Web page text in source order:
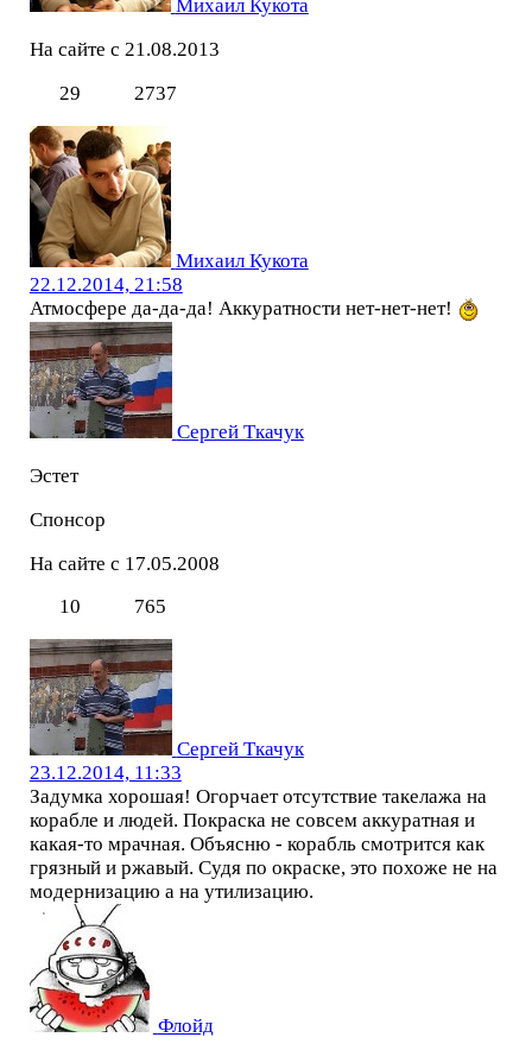
Михаил Кукота
На сайте с 21.08.2013
29
2737
Михаил Кукота
22.12.2014, 21:58
Атмосфере да-да-да! Аккуратности нет-нет-нет!
Сергей Ткачук
Эстет
Спонсор
На сайте с 17.05.2008
10
765
Сергей Ткачук
23.12.2014, 11:33
Задумка хорошая! Огорчает отсутствие такелажа на
корабле и людей. Покраска не совсем аккуратная и
какая-то мрачная. Объясню - корабль смотрится как
грязный и ржавый. Судя по окраске, это похоже не на
модернизацию а на утилизацию.
Флойд